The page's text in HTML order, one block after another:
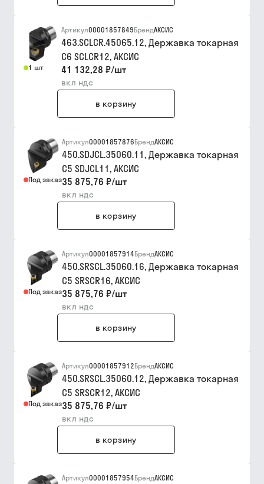
1 шт
Артикул00001857849БрендАКСИС
463.SCLCR.45065.12, Державка токарная
С6 SCLCR12, АКСИС
41 132,28 ₽/шт
вкл ндс
в корзину
Под заказ
Артикул00001857876БрендАКСИС
450.SDJCL.35060.11, Державка токарная
C5 SDJCL11, АКСИС
35 875,76 ₽/шт
вкл ндс
в корзину
Под заказ
Артикул00001857914БрендАКСИС
450.SRSCL.35060.16, Державка токарная
C5 SRSCR16, АКСИC
35 875,76 ₽/шт
вкл ндс
в корзину
Под заказ
Артикул00001857912БрендАКСИС
450.SRSCL.35060.12, Державка токарная
C5 SRSCR12, АКСИC
35 875,76 ₽/шт
вкл ндс
в корзину
Артикул00001857954БрендАКСИС